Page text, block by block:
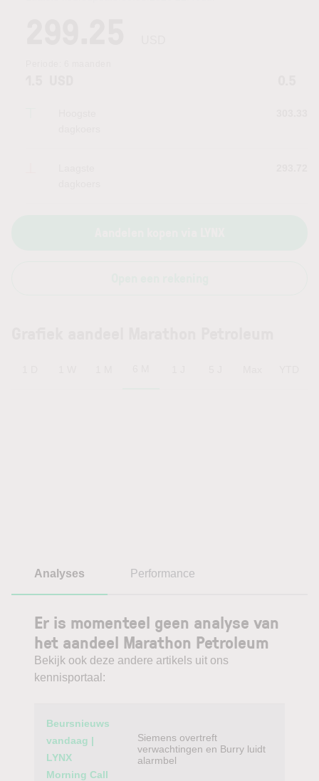
Analyses Performance
Er is momenteel geen analyse van
het aandeel Marathon Petroleum
Bekijk ook deze andere artikels uit ons
kennisportaal:
Category
Beursnieuws
vandaag |
LYNX
Morning Call
Siemens overtreft
verwachtingen en Burry luidt
alarmbel